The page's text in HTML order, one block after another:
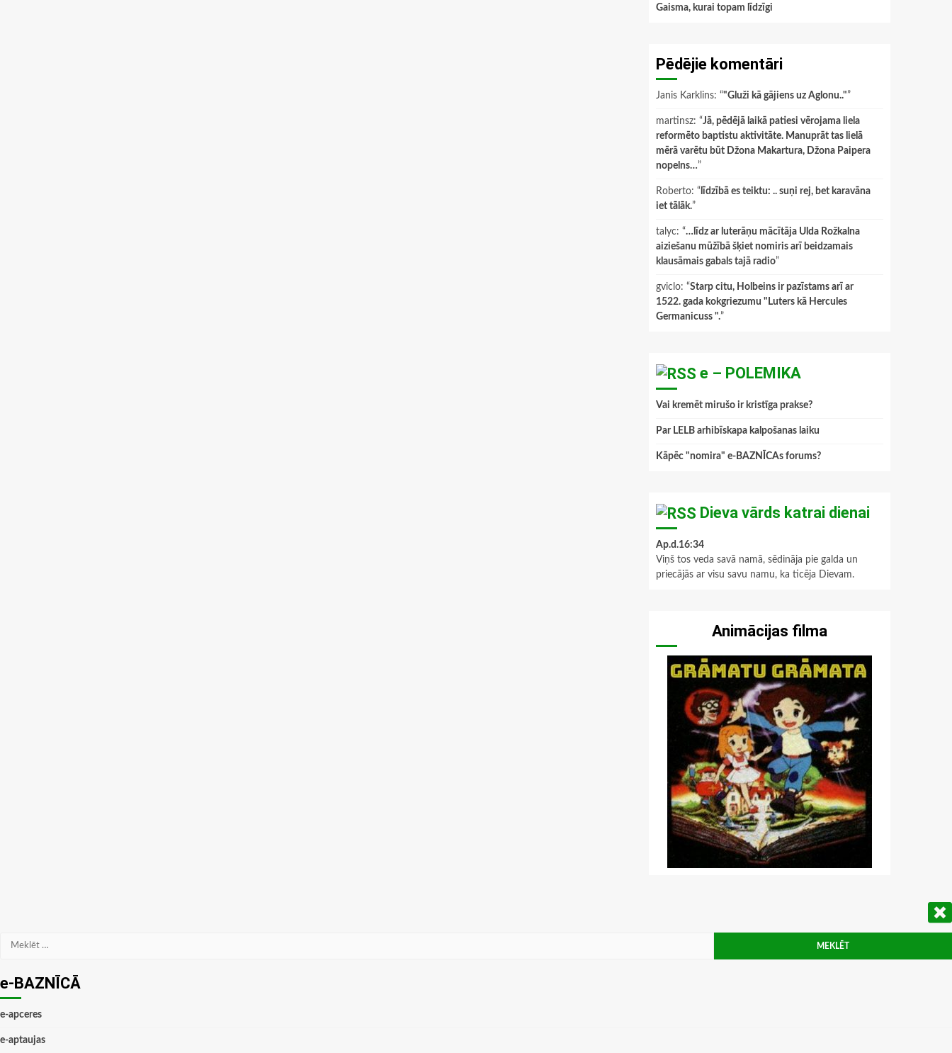
Gaisma, kurai topam līdzīgi
Pēdējie komentāri
Janis Karklins: “"Gluži kā gājiens uz Aglonu.."”
martinsz: “Jā, pēdējā laikā patiesi vērojama liela
reformēto baptistu aktivitāte. Manuprāt tas lielā
mērā varētu būt Džona Makartura, Džona Paipera
nopelns…”
Roberto: “ līdzībā es teiktu: .. suņi rej, bet karavāna
iet tālāk.”
talyc: “…līdz ar luterāņu mācītāja Ulda Rožkalna
aiziešanu mūžībā šķiet nomiris arī beidzamais
klausāmais gabals tajā radio”
gviclo: “Starp citu, Holbeins ir pazīstams arī ar
1522. gada kokgriezumu "Luters kā Hercules
Germanicuss ".”
e – POLEMIKA
Vai kremēt mirušo ir kristīga prakse?
Par LELB arhibīskapa kalpošanas laiku
Kāpēc "nomira" e-BAZNĪCAs forums?
Dieva vārds katrai dienai
Ap.d.16:34
Viņš tos veda savā namā, sēdināja pie galda un
priecājās ar visu savu namu, ka ticēja Dievam.
Animācijas filma
Meklēt:
e-BAZNĪCĀ
e-apceres
e-aptaujas